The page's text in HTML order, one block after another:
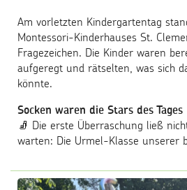
Am vorletzten Kindergartentag
Montessori-Kinderhauses St.
Fragezeichen. Die Kinder waren
aufgeregt und rätselten, was sich
könnte.
Socken waren die Stars des Tages
🧦 Die erste Überraschung ließ
warten: Die Urmel-Klasse unserer